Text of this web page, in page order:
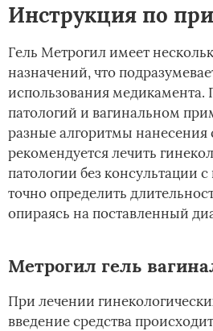
Инструкция по
Гель Метрогил имеет
назначений, что
использования
патологий и вагинальном
разные алгоритмы нанесения
рекомендуется лечить
патологии без консультации
точно определить
опираясь на поставленный
Метрогил гель
При лечении
введение средства